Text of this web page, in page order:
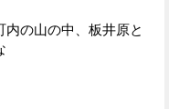
内の山の中、板井原と